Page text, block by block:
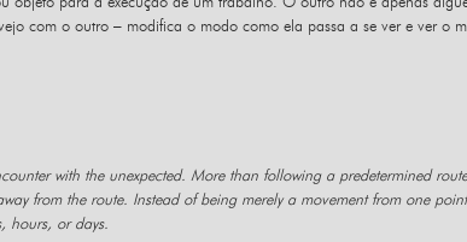
para a execução de um trabalho. O outro não é apenas
com o outro – modifica o modo como ela passa a se ver e ver o
with the unexpected. More than following a predetermined
from the route. Instead of being merely a movement from one
hours, or days.